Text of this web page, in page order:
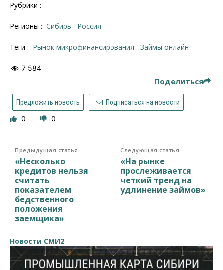
Рубрики :
Регионы : Сибирь Россия
Теги : рынок микрофинансирования займы онлайн
7 584
Поделиться
Предложить новость Подписаться на новости
0 0
Предыдущая статья
«Несколько
кредитов нельзя
считать
показателем
бедственного
положения
заемщика»
Следующая статья
«На рынке
прослеживается
четкий тренд на
удлинение займов»
Новости СМИ2